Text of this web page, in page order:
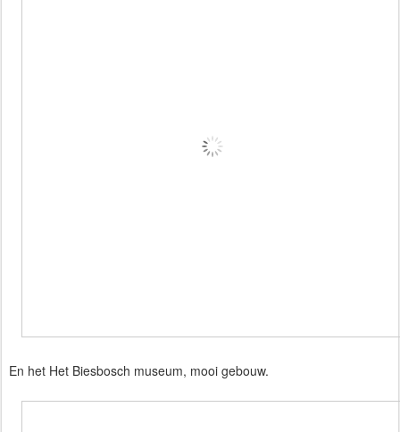
En het Het Biesbosch museum, mooi gebouw.